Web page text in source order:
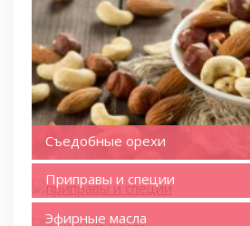
Съедобные орехи
Приправы и специи
Эфирные масла